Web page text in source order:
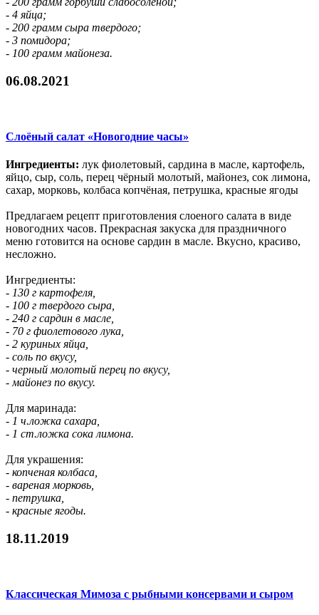
- 4 яйца;
- 200 грамм сыра твердого;
- 3 помидора;
- 100 грамм майонеза.
06.08.2021
Слоёный салат «Новогодние часы»
Ингредиенты: лук фиолетовый, сардина в масле, картофель,
яйцо, сыр, соль, перец чёрный молотый, майонез, сок лимона,
сахар, морковь, колбаса копчёная, петрушка, красные ягоды
Предлагаем рецепт приготовления слоеного салата в виде
новогодних часов. Прекрасная закуска для праздничного
меню готовится на основе сардин в масле. Вкусно, красиво,
несложно.
Ингредиенты:
- 130 г картофеля,
- 100 г твердого сыра,
- 240 г сардин в масле,
- 70 г фиолетового лука,
- 2 куриных яйца,
- соль по вкусу,
- черный молотый перец по вкусу,
- майонез по вкусу.
Для маринада:
- 1 ч.ложка сахара,
- 1 ст.ложка сока лимона.
Для украшения:
- копченая колбаса,
- вареная морковь,
- петрушка,
- красные ягоды.
18.11.2019
Классическая Мимоза с рыбными консервами и сыром